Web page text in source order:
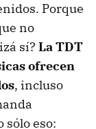
Porque
no
sí? La TDT
ofrecen
, incluso
sólo eso: